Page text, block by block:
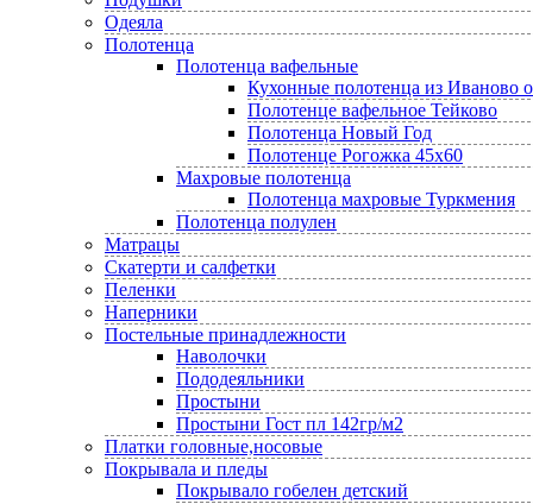
Одеяла
Полотенца
Полотенца вафельные
Кухонные полотенца из Иваново
Полотенце вафельное Тейково
Полотенца Новый Год
Полотенце Рогожка 45х60
Махровые полотенца
Полотенца махровые Туркмения
Полотенца полулен
Матрацы
Скатерти и салфетки
Пеленки
Наперники
Постельные принадлежности
Наволочки
Пододеяльники
Простыни
Простыни Гост пл 142гр/м2
Платки головные,носовые
Покрывала и пледы
Покрывало гобелен детский